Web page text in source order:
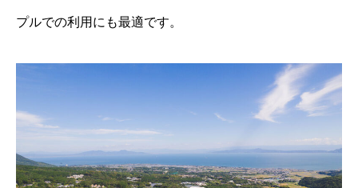
プルでの利用にも最適です。